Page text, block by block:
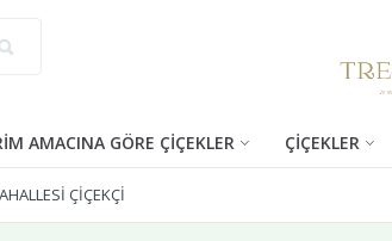
AMACINA GÖRE ÇİÇEKLER ÇİÇEKLER
ÇIÇEKÇI